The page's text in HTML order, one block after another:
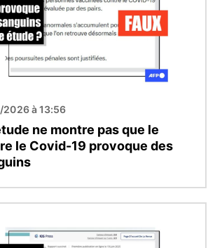
à 13:56
ne montre pas que le
le Covid-19 provoque des